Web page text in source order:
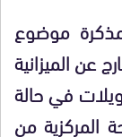
موضوع
عن الميزانية
في حالة
المركزية من